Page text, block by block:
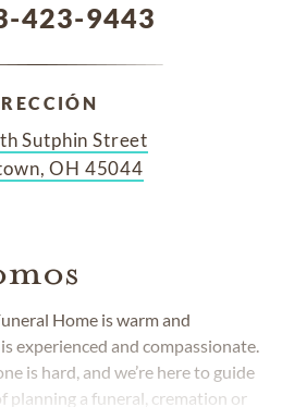
423-9443
Sutphin Street
OH 45044
Home is warm and
experienced and compassionate.
is hard, and we’re here to guide
planning a funeral cremation or